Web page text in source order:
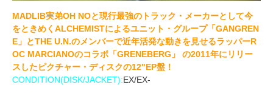
MADLIB実弟OH NOと現行最強のトラック・メーカーとして今
をときめくALCHEMISTによるユニット・グループ「GANGREN
E」とTHE U.N.のメンバーで近年活発な動きを見せるラッパーR
OC MARCIANOのコラボ「GRENEBERG」 の2011年にリリー
スしたピクチャー・ディスクの12"EP盤！
CONDITION(DISK/JACKET):EX/EX-